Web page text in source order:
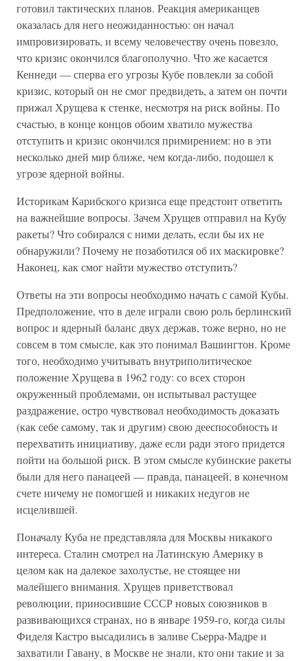
готовил тактических планов. Реакция американцев
оказалась для него неожиданностью: он начал
импровизировать, и всему человечеству очень повезло,
что кризис окончился благополучно. Что же касается
Кеннеди — сперва его угрозы Кубе повлекли за собой
кризис, который он не смог предвидеть, а затем он почти
прижал Хрущева к стенке, несмотря на риск войны. По
счастью, в конце концов обоим хватило мужества
отступить и кризис окончился примирением: но в эти
несколько дней мир ближе, чем когда-либо, подошел к
угрозе ядерной войны.
Историкам Карибского кризиса еще предстоит ответить
на важнейшие вопросы. Зачем Хрущев отправил на Кубу
ракеты? Что собирался с ними делать, если бы их не
обнаружили? Почему не позаботился об их маскировке?
Наконец, как смог найти мужество отступить?
Ответы на эти вопросы необходимо начать с самой Кубы.
Предположение, что в деле играли свою роль берлинский
вопрос и ядерный баланс двух держав, тоже верно, но не
совсем в том смысле, как это понимал Вашингтон. Кроме
того, необходимо учитывать внутриполитическое
положение Хрущева в 1962 году: со всех сторон
окруженный проблемами, он испытывал растущее
раздражение, остро чувствовал необходимость доказать
(как себе самому, так и другим) свою дееспособность и
перехватить инициативу, даже если ради этого придется
пойти на большой риск. В этом смысле кубинские ракеты
были для него панацеей — правда, панацеей, в конечном
счете ничему не помогшей и никаких недугов не
исцелившей.
Поначалу Куба не представляла для Москвы никакого
интереса. Сталин смотрел на Латинскую Америку в
целом как на далекое захолустье, не стоящее ни
малейшего внимания. Хрущев приветствовал
революции, приносившие СССР новых союзников в
развивающихся странах, но в январе 1959-го, когда силы
Фиделя Кастро высадились в заливе Сьерра-Мадре и
захватили Гавану, в Москве не знали, кто они такие и за